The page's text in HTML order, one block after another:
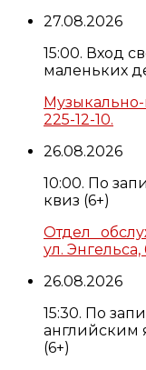
27.08.2026
15:00. Вход
маленьких
225-12-10.
26.08.2026
10:00. По
квиз (6+)
Отдел
ул. Энгельса,
26.08.2026
15:30. По
английским
(6+)